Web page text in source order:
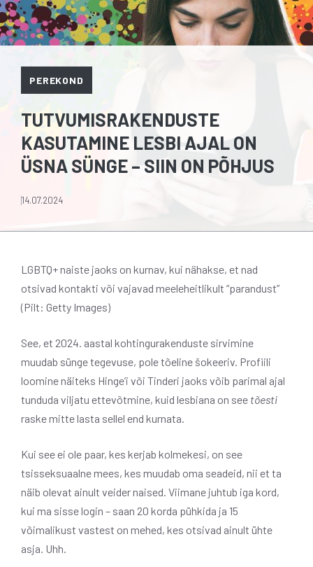
PEREKOND
TUTVUMISRAKENDUSTE
KASUTAMINE LESBI AJAL ON
ÜSNA SÜNGE – SIIN ON PÕHJUS
14.07.2024
LGBTQ+ naiste jaoks on kurnav, kui nähakse, et nad
otsivad kontakti või vajavad meeleheitlikult “parandust”
(Pilt: Getty Images)
See, et 2024. aastal kohtingurakenduste sirvimine
muudab sünge tegevuse, pole tõeline šokeeriv. Profiili
loomine näiteks Hinge’i või Tinderi jaoks võib parimal ajal
tunduda viljatu ettevõtmine, kuid lesbiana on see tõesti
raske mitte lasta sellel end kurnata.
Kui see ei ole paar, kes kerjab kolmekesi, on see
tsisseksuaalne mees, kes muudab oma seadeid, nii et ta
näib olevat ainult veider naised. Viimane juhtub iga kord,
kui ma sisse login – saan 20 korda pühkida ja 15
võimalikust vastest on mehed, kes otsivad ainult ühte
asja. Uhh.